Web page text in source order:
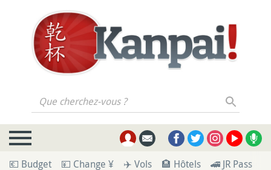
Que cherchez-vous ?
💶 Budget 💴 Change ¥ ✈️ Vols 🏨 Hôtels 🚄 JR Pass